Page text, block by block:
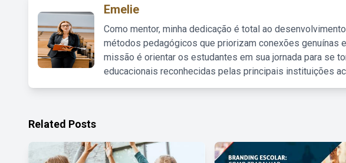
Emelie
Como mentor, minha dedicação é total ao
métodos pedagógicos que priorizam conexões genuínas
missão é orientar os estudantes em sua jornada para se
educacionais reconhecidas pelas principais instituições
Related Posts